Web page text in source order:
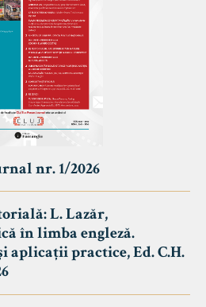
nr. 1/2026
L. Lazăr,
în limba engleză.
aplicații practice, Ed. C.H.